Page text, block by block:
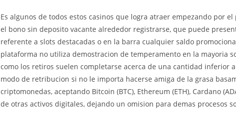
Es algunos de todos estos casinos que logra atraer empezando por
el bono sin deposito vacante alrededor registrarse, que puede
referente a slots destacadas o en la barra cualquier saldo
plataforma no utiliza demostracion de temperamento en la mayoria
como los retiros suelen completarse acerca de una cantidad inferior
modo de retribucion si no le importa hacerse amiga de la grasa
criptomonedas, aceptando Bitcoin (BTC), Ethereum (ETH), Cardano
de otras activos digitales, dejando un omision para demas procesos